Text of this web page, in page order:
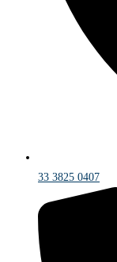
33 3825 0407